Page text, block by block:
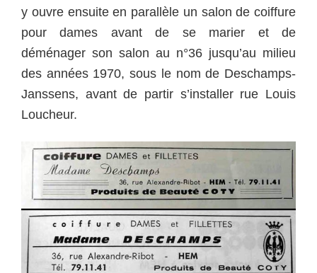
y ouvre ensuite en parallèle un salon de coiffure
pour dames avant de se marier et de
déménager son salon au n°36 jusqu’au milieu
des années 1970, sous le nom de Deschamps-
Janssens, avant de partir s’installer rue Louis
Loucheur.